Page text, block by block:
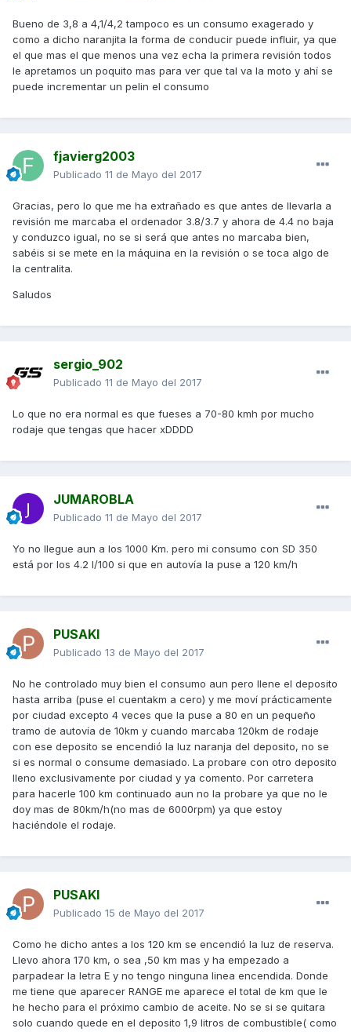
Bueno de 3,8 a 4,1/4,2 tampoco es un consumo exagerado y
como a dicho naranjita la forma de conducir puede influir, ya que
el que mas el que menos una vez echa la primera revisión todos
le apretamos un poquito mas para ver que tal va la moto y ahí se
puede incrementar un pelin el consumo
fjavierg2003
Publicado 11 de Mayo del 2017
Gracias, pero lo que me ha extrañado es que antes de llevarla a
revisión me marcaba el ordenador 3.8/3.7 y ahora de 4.4 no baja
y conduzco igual, no se si será que antes no marcaba bien,
sabéis si se mete en la máquina en la revisión o se toca algo de
la centralita.
Saludos
sergio_902
Publicado 11 de Mayo del 2017
Lo que no era normal es que fueses a 70-80 kmh por mucho
rodaje que tengas que hacer xDDDD
JUMAROBLA
Publicado 11 de Mayo del 2017
Yo no llegue aun a los 1000 Km. pero mi consumo con SD 350
está por los 4.2 l/100 si que en autovía la puse a 120 km/h
PUSAKI
Publicado 13 de Mayo del 2017
No he controlado muy bien el consumo aun pero llene el deposito
hasta arriba (puse el cuentakm a cero) y me moví prácticamente
por ciudad excepto 4 veces que la puse a 80 en un pequeño
tramo de autovía de 10km y cuando marcaba 120km de rodaje
con ese deposito se encendió la luz naranja del deposito, no se
si es normal o consume demasiado. La probare con otro deposito
lleno exclusivamente por ciudad y ya comento. Por carretera
para hacerle 100 km continuado aun no la probare ya que no le
doy mas de 80km/h(no mas de 6000rpm) ya que estoy
haciéndole el rodaje.
PUSAKI
Publicado 15 de Mayo del 2017
Como he dicho antes a los 120 km se encendió la luz de reserva.
Llevo ahora 170 km, o sea ,50 km mas y ha empezado a
parpadear la letra E y no tengo ninguna linea encendida. Donde
me tiene que aparecer RANGE me aparece el total de km que le
he hecho para el próximo cambio de aceite. No se si se quitara
solo cuando quede en el deposito 1,9 litros de combustible( como